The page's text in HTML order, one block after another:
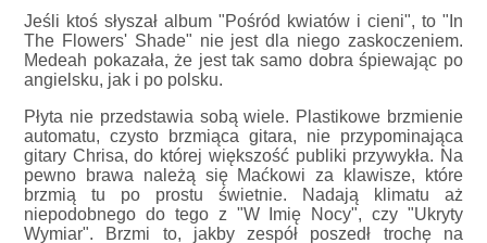
Jeśli ktoś słyszał album "Pośród kwiatów i cieni", to "In
The Flowers' Shade" nie jest dla niego zaskoczeniem.
Medeah pokazała, że jest tak samo dobra śpiewając po
angielsku, jak i po polsku.
Płyta nie przedstawia sobą wiele. Plastikowe brzmienie
automatu, czysto brzmiąca gitara, nie przypominająca
gitary Chrisa, do której większość publiki przywykła. Na
pewno brawa należą się Maćkowi za klawisze, które
brzmią tu po prostu świetnie. Nadają klimatu aż
niepodobnego do tego z "W Imię Nocy", czy "Ukryty
Wymiar". Brzmi to, jakby zespół poszedł trochę na